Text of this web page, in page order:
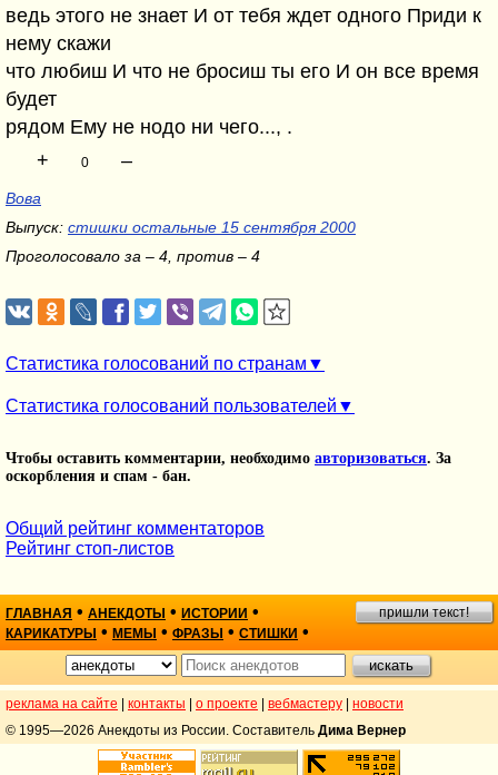
ведь этого не знает И от тебя ждет одного Приди к
нему скажи
что любиш И что не бросиш ты его И он все время
будет
рядом Ему не нодо ни чего..., .
+
0 –
Вова
Выпуск: стишки остальные 15 сентября 2000
Проголосовало за – 4, против – 4
Статистика голосований по странам
Статистика голосований пользователей
Чтобы оставить комментарии, необходимо авторизоваться. За
оскорбления и спам - бан.
Общий рейтинг комментаторов
Рейтинг стоп-листов
ГЛАВНАЯ • АНЕКДОТЫ • ИСТОРИИ •
КАРИКАТУРЫ • МЕМЫ • ФРАЗЫ • СТИШКИ •
пришли текст!
реклама на сайте контакты о проекте вебмастеру
новости
© 1995—2026 Анекдоты из России. Составитель Дима Вернер